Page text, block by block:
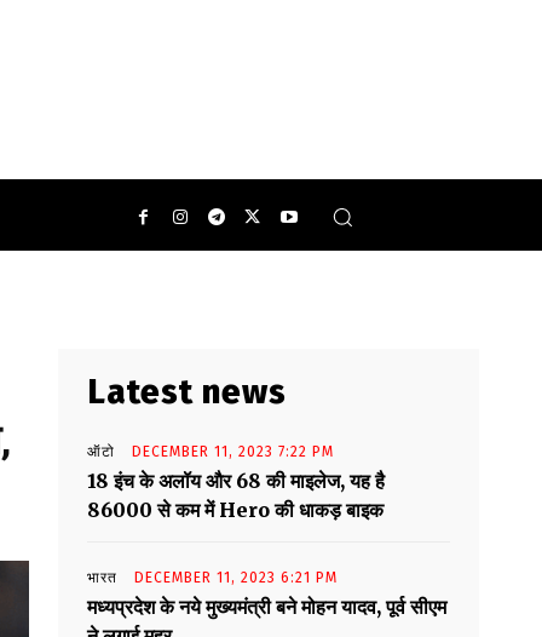
Latest news
ऑटो DECEMBER 11, 2023 7:22 PM
18 इंच के अलॉय और 68 की माइलेज, यह है
86000 से कम में Hero की धाकड़ बाइक
भारत DECEMBER 11, 2023 6:21 PM
मध्यप्रदेश के नये मुख्यमंत्री बने मोहन यादव, पूर्व सीएम